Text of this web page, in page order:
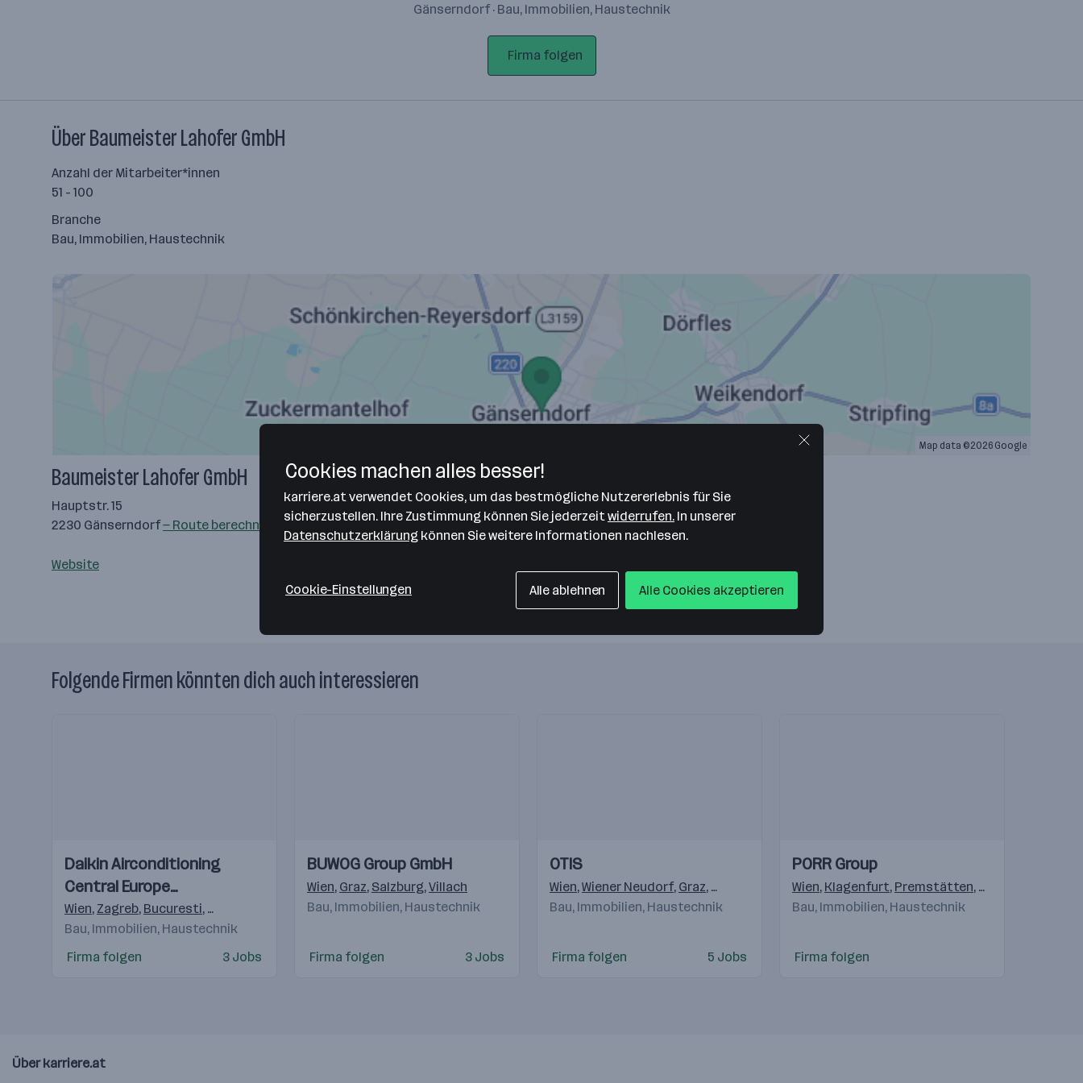
Gänserndorf · Bau, Immobilien, Haustechnik
Firma folgen
Über Baumeister Lahofer GmbH
Anzahl der Mitarbeiter*innen
51 - 100
Branche
Bau, Immobilien, Haustechnik
Map data ©2026 Google
Baumeister Lahofer GmbH
Hauptstr. 15
2230 Gänserndorf— Route berechnen
Website
Folgende Firmen könnten dich auch interessieren
Videos
Einblicke
Einblicke
Daikin Airconditioning
Central Europe
HandelsgmbH
Wien, Zagreb, Bucuresti, Budapest Praha 4-Michle,Bratislava,Warschau
Beograd
Bau, Immobilien, Haustechnik
Firma folgen
3 Jobs
Videos
Einblicke
Einblicke
BUWOG Group GmbH
Wien, Graz, Salzburg,Villach
Bau, Immobilien, Haustechnik
Firma folgen 3 Jobs
Videos
Einblicke
Einblicke
OTIS
Wien,Wiener Neudorf, Graz, Klagenfurt Linz,Bergheim,Innsbruck,Dornbirn
Bau, Immobilien, Haustechnik
Firma folgen 5 Jobs
Videos
Einblicke
Einblicke
PORR Group
Wien, Klagenfurt, Premstätten, Salzburg
Bau, Immobilien, Haustechnik
Firma folgen
Über karriere.at
Cookies machen alles besser!
karriere.at verwendet Cookies, um das bestmögliche Nutzererlebnis für Sie
sicherzustellen. Ihre Zustimmung können Sie jederzeit widerrufen. In unserer
Datenschutzerklärung können Sie weitere Informationen nachlesen.
Cookie-Einstellungen Alle ablehnen Alle Cookies akzeptieren